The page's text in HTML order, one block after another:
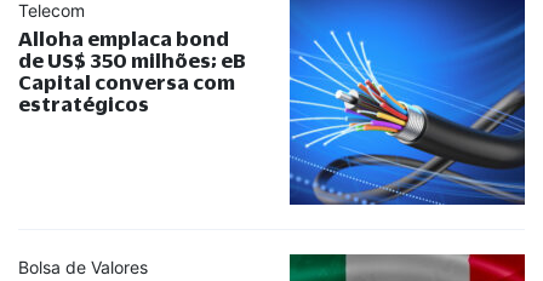
Telecom
Alloha emplaca bond
de US$ 350 milhões; eB
Capital conversa com
estratégicos
Bolsa de Valores